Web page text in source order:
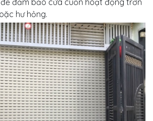
hư hỏng.